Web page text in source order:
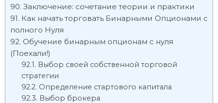
Заключение: сочетание теории и практики
Как начать торговать Бинарными Опционами с
полного Нуля
Обучение бинарным опционам с нуля
(Поехали!)
Выбор своей собственной торговой
стратегии
Определение стартового капитала
Выбор брокера